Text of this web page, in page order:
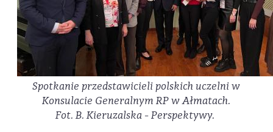
Spotkanie przedstawicieli polskich uczelni w
Konsulacie Generalnym RP w Ałmatach.
Fot. B. Kieruzalska - Perspektywy.